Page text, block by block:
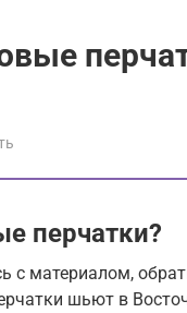
перчатки?
с материалом,
шьют в